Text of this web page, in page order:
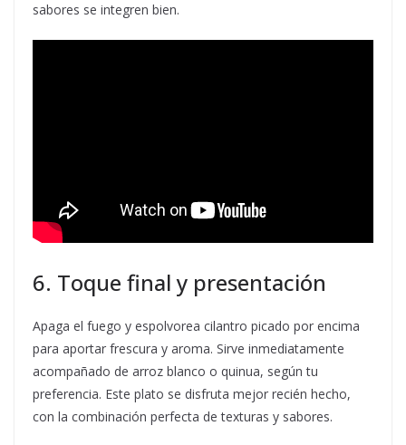
sabores se integren bien.
6. Toque final y presentación
Apaga el fuego y espolvorea cilantro picado por encima
para aportar frescura y aroma. Sirve inmediatamente
acompañado de arroz blanco o quinua, según tu
preferencia. Este plato se disfruta mejor recién hecho,
con la combinación perfecta de texturas y sabores.